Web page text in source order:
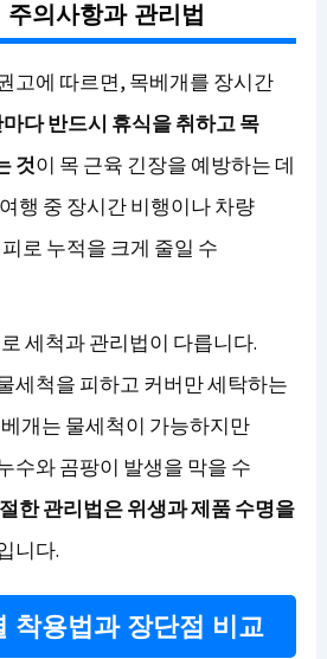
의사항과 관리법
고에 따르면, 목베개를 장시간
마다 반드시 휴식을 취하고 목
것이 목 근육 긴장을 예방하는 데
행 중 장시간 비행이나 차량
로 누적을 크게 줄일 수
세척과 관리법이 다릅니다.
세척을 피하고 커버만 세탁하는
개는 물세척이 가능하지만
수와 곰팡이 발생을 막을 수
한 관리법은 위생과 제품 수명을
니다.
착용법과 장단점 비교